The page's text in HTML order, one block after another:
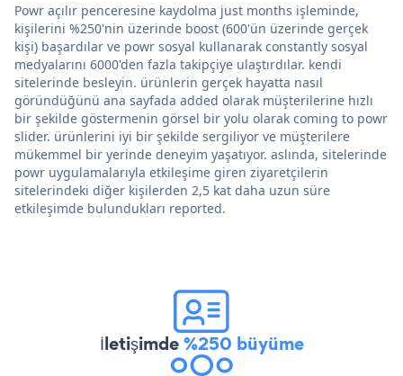
Powr açılır penceresine kaydolma just months işleminde,
kişilerini %250'nin üzerinde boost (600'ün üzerinde gerçek
kişi) başardılar ve powr sosyal kullanarak constantly sosyal
medyalarını 6000'den fazla takipçiye ulaştırdılar. kendi
sitelerinde besleyin. ürünlerin gerçek hayatta nasıl
göründüğünü ana sayfada added olarak müşterilerine hızlı
bir şekilde göstermenin görsel bir yolu olarak coming to powr
slider. ürünlerini iyi bir şekilde sergiliyor ve müşterilere
mükemmel bir yerinde deneyim yaşatıyor. aslında, sitelerinde
powr uygulamalarıyla etkileşime giren ziyaretçilerin
sitelerindeki diğer kişilerden 2,5 kat daha uzun süre
etkileşimde bulundukları reported.
İletişimde%250 büyüme